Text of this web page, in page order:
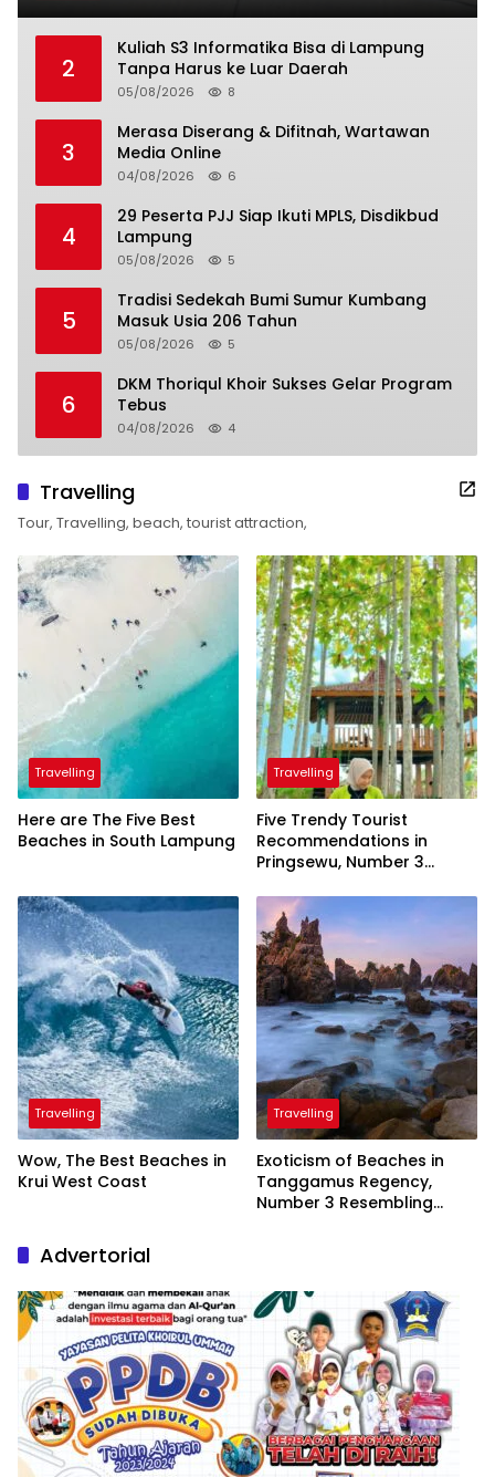
2
Kuliah S3 Informatika Bisa di Lampung
Tanpa Harus ke Luar Daerah
05/08/2026 8
3
Merasa Diserang & Difitnah, Wartawan
Media Online
04/08/2026 6
4
29 Peserta PJJ Siap Ikuti MPLS, Disdikbud
Lampung
05/08/2026 5
5
Tradisi Sedekah Bumi Sumur Kumbang
Masuk Usia 206 Tahun
05/08/2026 5
6
DKM Thoriqul Khoir Sukses Gelar Program
Tebus
04/08/2026 4
Travelling
Tour, Travelling, beach, tourist attraction,
Travelling
Here are The Five Best
Beaches in South Lampung
Travelling
Five Trendy Tourist
Recommendations in
Pringsewu, Number 3
President
Travelling
Wow, The Best Beaches in
Krui West Coast
Travelling
Exoticism of Beaches in
Tanggamus Regency,
Number 3 Resembling
Advertorial